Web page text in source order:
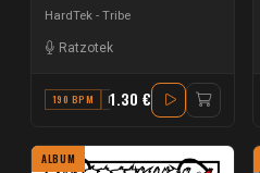
HardTek - Tribe
Ratzotek
190 BPM B1.30 €
ALBUM